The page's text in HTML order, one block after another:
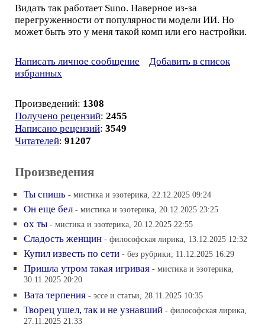
Видать так работает Suno. Наверное из-за
перегруженности от популярности модели ИИ. Но
может быть это у меня такой комп или его настройки.
Написать личное сообщение
Добавить в список
избранных
Произведений: 1308
Получено рецензий: 2455
Написано рецензий: 3549
Читателей: 91207
Произведения
Ты спишь - мистика и эзотерика, 22.12.2025 09:24
Он еще бел - мистика и эзотерика, 20.12.2025 23:25
ох ты - мистика и эзотерика, 20.12.2025 22:55
Сладость женщин - философская лирика, 13.12.2025 12:32
Купил известь по сети - без рубрики, 11.12.2025 16:29
Пришла утром такая игривая - мистика и эзотерика,
30.11.2025 20:20
Вата терпения - эссе и статьи, 28.11.2025 10:35
Творец ушел, так и не узнавший - философская лирика,
27.11.2025 21:33